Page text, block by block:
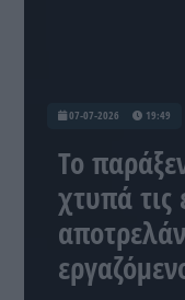
07-07-2026 19:49
Το
χτυπά τις